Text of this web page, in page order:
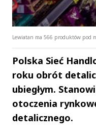
Lewiatan ma 566 produktów pod
Polska Sieć
roku obrót
ubiegłym.
otoczenia
detalicznego.